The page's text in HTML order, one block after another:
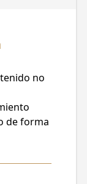
no
de forma